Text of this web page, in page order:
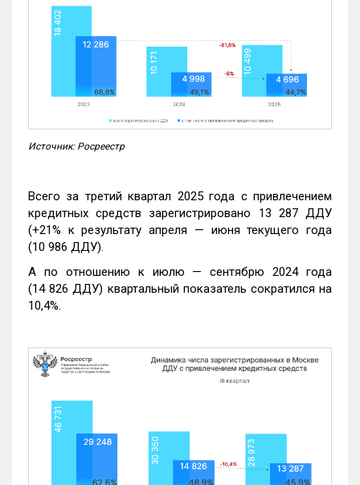
Источник: Росреестр
Всего за третий квартал 2025 года с привлечением
кредитных средств зарегистрировано 13 287 ДДУ
(+21% к результату апреля — июня текущего года
(10 986 ДДУ).
А по отношению к июлю — сентябрю 2024 года
(14 826 ДДУ) квартальный показатель сократился на
10,4%.